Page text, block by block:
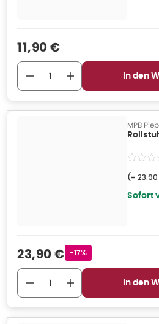
Verkaufspreis
11,90 €
In den
MPB
(=
Sofort
Verkaufspreis
23,90 € Rabattstempel
-17%
In den